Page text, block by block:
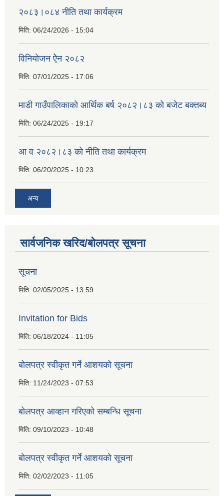
२०८३।०८४ नीति तथा कार्यक्रम
मिति: 06/24/2026 - 15:04
विनियोजन ऐेन २०८२
मिति: 07/01/2025 - 17:06
माडी गाउँपालिकाको आर्थिक बर्ष २०८२।८३ को बजेट बक्तब्य
मिति: 06/24/2025 - 19:17
आ व २०८२।८३ को नीति तथा कार्यक्रम
मिति: 06/20/2025 - 10:23
अन्य
सार्वजनिक खरिद/बोलपत्र सूचना
सूचना
मिति: 02/05/2025 - 13:59
Invitation for Bids
मिति: 06/18/2024 - 11:05
बोलपत्र स्वीकृत गर्ने आशयको सूचना
मिति: 11/24/2023 - 07:53
बोलपत्र आव्हान गरिएको सम्बन्धि सूचना
मिति: 09/10/2023 - 10:48
बाेलपत्र स्वीकृत गर्ने आशयकाे सूचना
मिति: 02/02/2023 - 11:05